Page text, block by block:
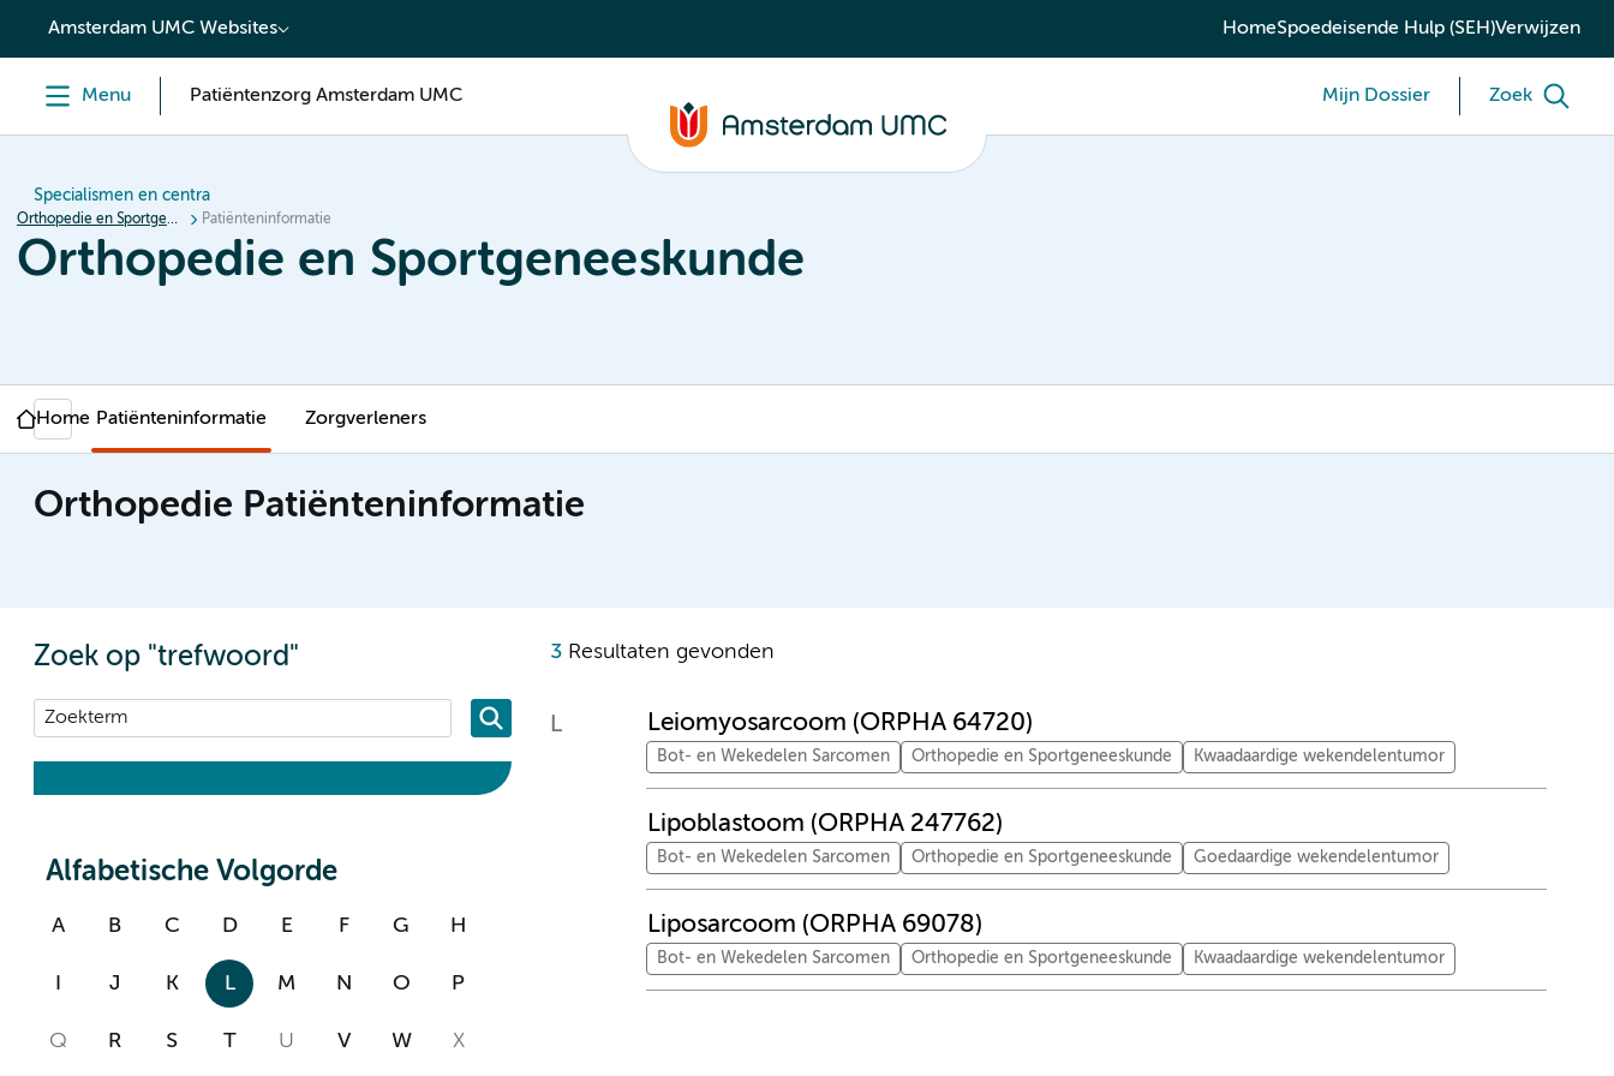
content
Amsterdam UMC Websites HomeSpoedeisende Hulp (SEH)Verwijzen
Menu Patiëntenzorg Amsterdam UMC Mijn Dossier Zoek
Specialismen en centra
Orthopedie en Sportgeneeskunde Patiënteninformatie
Orthopedie en Sportgeneeskunde
Home Patiënteninformatie Zorgverleners
Orthopedie Patiënteninformatie
Zoek op "trefwoord"
Alfabetische Volgorde
A B C D E F G H
J K L M N O P
Q R S T U V W X
3 Resultaten gevonden
L Leiomyosarcoom (ORPHA 64720)
Bot- en Wekedelen Sarcomen Orthopedie en Sportgeneeskunde Kwaadaardige wekendelentumor
Lipoblastoom (ORPHA 247762)
Bot- en Wekedelen Sarcomen Orthopedie en Sportgeneeskunde Goedaardige wekendelentumor
Liposarcoom (ORPHA 69078)
Bot- en Wekedelen Sarcomen Orthopedie en Sportgeneeskunde Kwaadaardige wekendelentumor